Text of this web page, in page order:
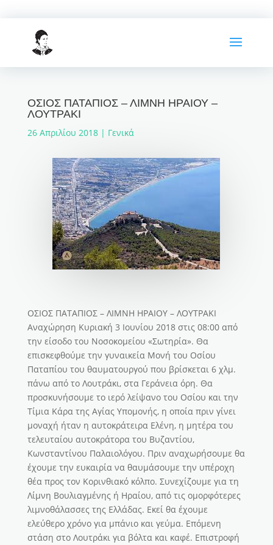
ΟΣΙΟΣ ΠΑΤΑΠΙΟΣ – ΛΙΜΝΗ ΗΡΑΙΟΥ –
ΛΟΥΤΡΑΚΙ
26 Απριλίου 2018| Γενικά
ΟΣΙΟΣ ΠΑΤΑΠΙΟΣ – ΛΙΜΝΗ ΗΡΑΙΟΥ – ΛΟΥΤΡΑΚΙ
Αναχώρηση Κυριακή 3 Ιουνίου 2018 στις 08:00 από
την είσοδο του Νοσοκομείου «Σωτηρία». Θα
επισκεφθούμε την γυναικεία Μονή του Οσίου
Παταπίου του θαυματουργού που βρίσκεται 6 χλμ.
πάνω από το Λουτράκι, στα Γεράνεια όρη. Θα
προσκυνήσουμε το ιερό λείψανο του Οσίου και την
Τίμια Κάρα της Αγίας Υπομονής, η οποία πριν γίνει
μοναχή ήταν η αυτοκράτειρα Ελένη, η μητέρα του
τελευταίου αυτοκράτορα του Βυζαντίου,
Κωνσταντίνου Παλαιολόγου. Πριν αναχωρήσουμε θα
έχουμε την ευκαιρία να θαυμάσουμε την υπέροχη
θέα προς τον Κορινθιακό κόλπο. Συνεχίζουμε για τη
Λίμνη Βουλιαγμένης ή Ηραίου, από τις ομορφότερες
λιμνοθάλασσες της Ελλάδας. Εκεί θα έχουμε
ελεύθερο χρόνο για μπάνιο και γεύμα. Επόμενη
στάση στο Λουτράκι για βόλτα και καφέ. Επιστροφή